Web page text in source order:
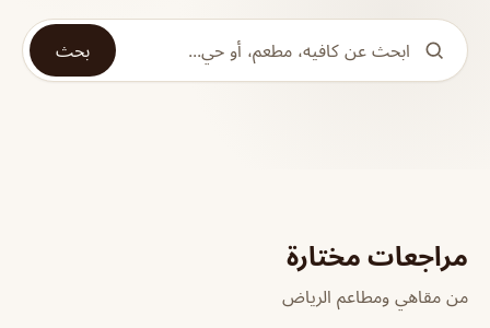
بحث
مراجعات مختارة
من مقاهي ومطاعم الرياض